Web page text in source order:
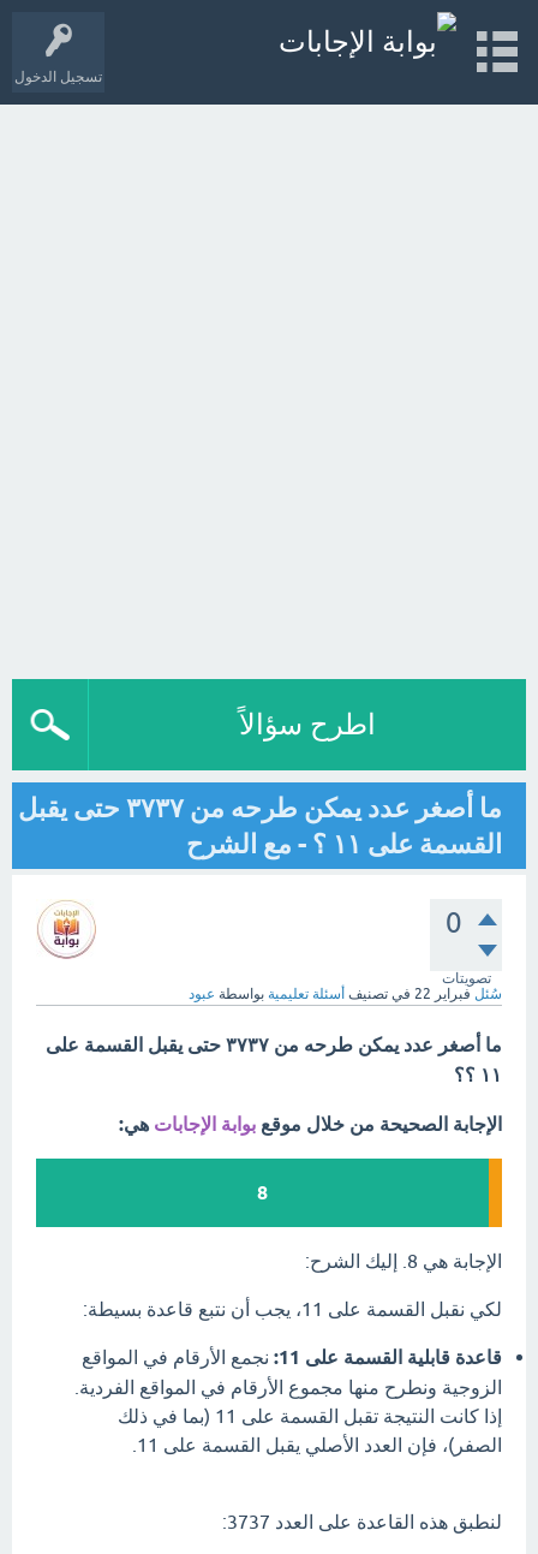
تسجيل الدخول
اطرح سؤالاً
ما أصغر عدد يمكن طرحه من ٣٧٣٧ حتى يقبل
القسمة على ١١ ؟ - مع الشرح
0
تصويتات
سُئل فبراير 22 في تصنيف أسئلة تعليمية بواسطة عبود
ما أصغر عدد يمكن طرحه من ٣٧٣٧ حتى يقبل القسمة على
١١ ؟؟
الإجابة الصحيحة من خلال موقع بوابة الإجابات هي:
8
الإجابة هي 8. إليك الشرح:
لكي نقبل القسمة على 11، يجب أن نتبع قاعدة بسيطة:
قاعدة قابلية القسمة على 11:
نجمع الأرقام في المواقع
الزوجية ونطرح منها مجموع الأرقام في المواقع الفردية.
إذا كانت النتيجة تقبل القسمة على 11 (بما في ذلك
الصفر)، فإن العدد الأصلي يقبل القسمة على 11.
لنطبق هذه القاعدة على العدد 3737: